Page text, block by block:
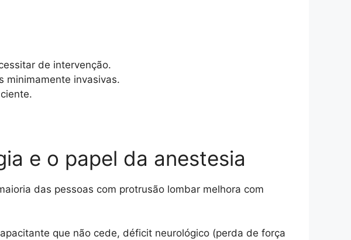
de intervenção.
minimamente invasivas.
e o papel da anestesia
das pessoas com protrusão lombar melhora com
que não cede, déficit neurológico (perda de força